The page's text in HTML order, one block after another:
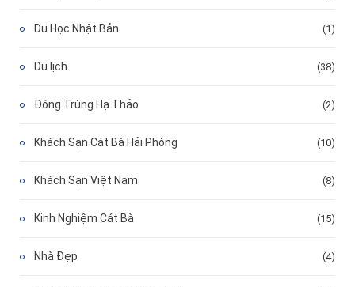
Du Học Nhật Bản (1)
Du lịch (38)
Đông Trùng Hạ Thảo (2)
Khách Sạn Cát Bà Hải Phòng (10)
Khách Sạn Việt Nam (8)
Kinh Nghiệm Cát Bà (15)
Nhà Đẹp (4)